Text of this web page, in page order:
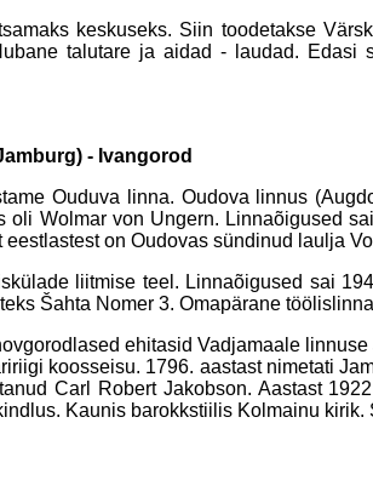
keskuseks. Siin toodetakse
talutare ja aidad - laudad.
- Ivangorod
Ouduva linna. Oudova linnus
oli Wolmar von Ungern. Linnaõigused
on Oudovas sündinud laulja
liitmise teel. Linnaõigused sai
Šahta Nomer 3. Omapärane
ehitasid Vadjamaale
koosseisu. 1796. aastast nimetati
Carl Robert Jakobson. Aastast
Kaunis barokkstiilis Kolmainu